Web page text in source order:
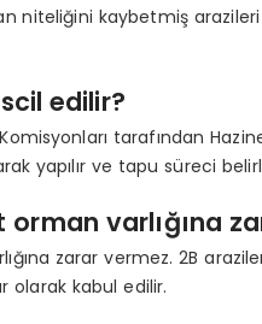
niteliğini kaybetmiş arazileri
edilir?
tarafından
yapılır ve tapu süreci
varlığına
zarar vermez. 2B
olarak kabul edilir.